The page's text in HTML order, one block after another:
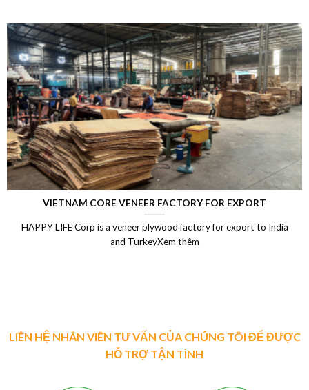
VIETNAM CORE VENEER FACTORY FOR EXPORT
HAPPY LIFE Corp is a veneer plywood factory for export to India
and TurkeyXem thêm
LIÊN HỆ NHÂN VIÊN TƯ VẤN CỦA CHÚNG TÔI ĐỂ ĐƯỢC
HỖ TRỢ TẬN TÌNH